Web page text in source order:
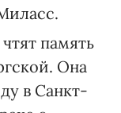
память
Она
в Санкт-